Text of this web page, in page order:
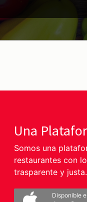
Una
Somos una
restaurantes con
trasparente y justa.
Disponible